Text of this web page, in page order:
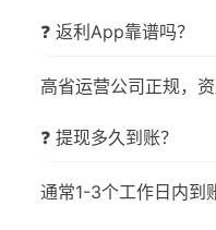
❓ 返利App靠谱吗？
高省运营公司正规，
❓ 提现多久到账？
通常1-3个工作日内到